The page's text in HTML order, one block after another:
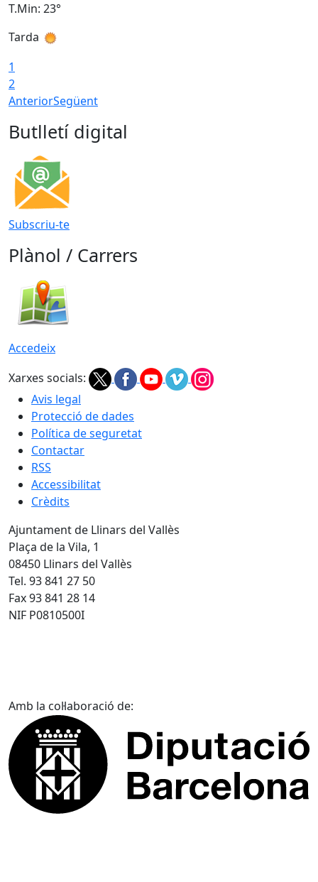
T.Min: 23°
Tarda
1
2
AnteriorSegüent
Butlletí digital
Subscriu-te
Plànol / Carrers
Accedeix
Xarxes socials:
Avis legal
Protecció de dades
Política de seguretat
Contactar
RSS
Accessibilitat
Crèdits
Ajuntament de Llinars del Vallès
Plaça de la Vila, 1
08450 Llinars del Vallès
Tel. 93 841 27 50
Fax 93 841 28 14
NIF P0810500I
Amb la col·laboració de: